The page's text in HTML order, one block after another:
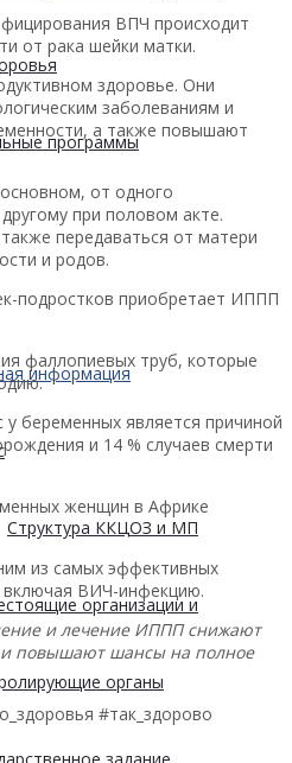
программы
информация
Структура ККЦОЗ и МП
организации и
органы
ВПЧ происходит
от рака шейки матки.
здоровье. Они
заболеваниям и
а также повышают
от одного
при половом акте.
передаваться от матери
и родов.
подростков приобретает ИППП
фаллопиевых труб, которые
беременных является причиной
и 14 % случаев смерти
женщин в Африке
из самых эффективных
ВИЧ-инфекцию.
и лечение ИППП снижают
и повышают шансы на полное
#так_здорово